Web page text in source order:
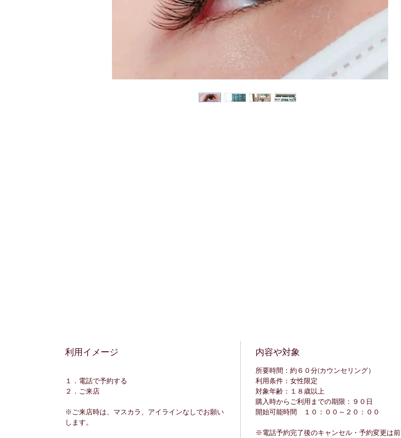
利用イメージ
１．電話で予約する
２．ご来店
※ご来店時は、マスカラ、アイラインなしでお願い
します。
内容や対象
所要時間：約６０分(カウンセリング）
利用条件：女性限定
対象年齢：１８歳以上
購入時からご利用までの期限：９０日
開始可能時間 １０：００～２０：００
※電話予約完了後のキャンセル・予約変更は前